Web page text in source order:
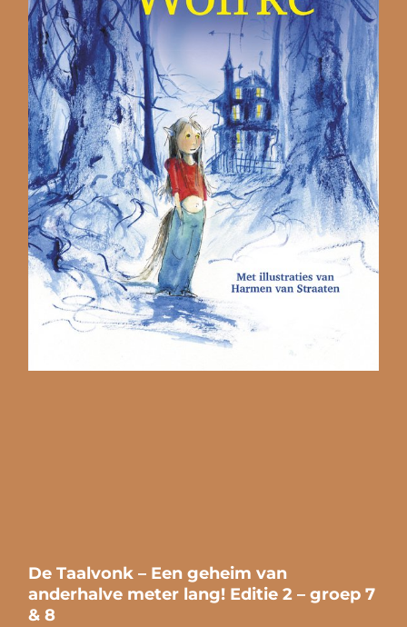
De Taalvonk – Een geheim van
anderhalve meter lang! Editie 2 – groep 7
& 8